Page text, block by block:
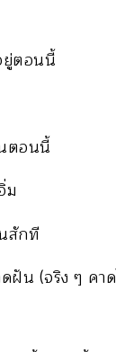
ยู่ตอนนี้
ตอนนี้
ม
สักที
ฝัน (จริง ๆ คา